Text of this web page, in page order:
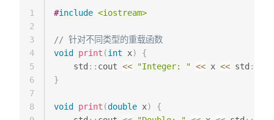
#include <iostream>
// 针对不同类型的重载函数
void print (int x)
{
    std
:: cout << "Integer: " << x << std ::
}
void print (double x)
{
1
2
3
4
5
6
7
8